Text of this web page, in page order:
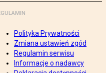
Polityka Prywatności
Zmiana ustawień zgód
Regulamin serwisu
Informacje o nadawcy